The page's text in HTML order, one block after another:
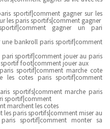
sportif|comment gagner sur les
les paris sportifs|comment gagner
gagner un pari
bankroll paris sportif|comment
sportif|comment jouer au paris
foot|comment jouer aux
sportif|comment marche cote
les cotes paris sportif|comment
sportifs|comment marche paris
sportif|comment
marchent les cotes
paris sportifs|comment miser au
sportif|comment monter sa